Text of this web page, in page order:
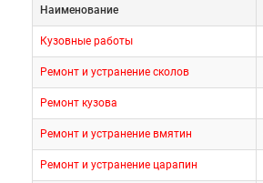
Наименование
Кузовные работы
Ремонт и устранение сколов
Ремонт кузова
Ремонт и устранение вмятин
Ремонт и устранение царапин